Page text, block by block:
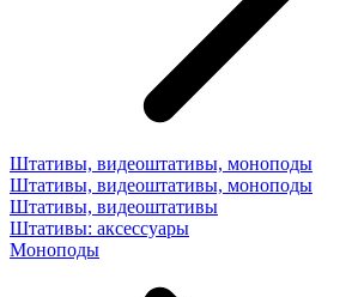
Штативы, видеоштативы, моноподы
Штативы, видеоштативы, моноподы
Штативы, видеоштативы
Штативы: аксессуары
Моноподы